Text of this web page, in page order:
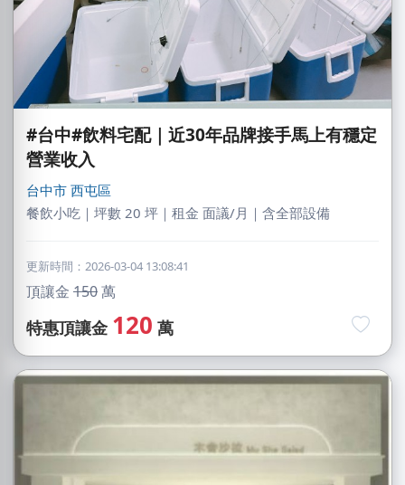
#台中#飲料宅配｜近30年品牌接手馬上有穩定
營業收入
台中市 西屯區
餐飲小吃｜坪數 20 坪｜租金 面議/月｜含全部設備
更新時間：2026-03-04 13:08:41
頂讓金 150萬
特惠頂讓金 120 萬